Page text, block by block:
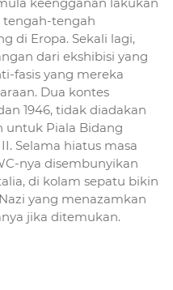
tengah
di Eropa. Sekali lagi,
dari ekshibisi yang
fasis yang mereka
Dua kontes
1946, tidak diadakan
untuk Piala Bidang
Selama hiatus masa
nya disembunyikan
di kolam sepatu bikin
yang menazamkan
jika ditemukan.